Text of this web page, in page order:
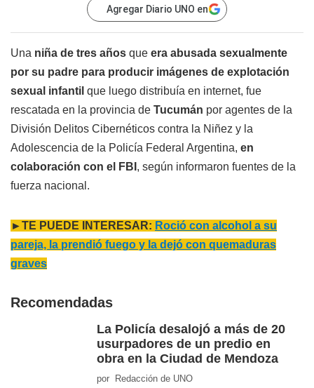
Agregar Diario UNO en
Una niña de tres años que era abusada sexualmente
por su padre para producir imágenes de explotación
sexual infantil que luego distribuía en internet, fue
rescatada en la provincia de Tucumán por agentes de la
División Delitos Cibernéticos contra la Niñez y la
Adolescencia de la Policía Federal Argentina, en
colaboración con el FBI , según informaron fuentes de la
fuerza nacional.
►TE PUEDE INTERESAR: Roció con alcohol a su
pareja, la prendió fuego y la dejó con quemaduras
graves
Recomendadas
La Policía desalojó a más de 20
usurpadores de un predio en
obra en la Ciudad de Mendoza
por Redacción de UNO